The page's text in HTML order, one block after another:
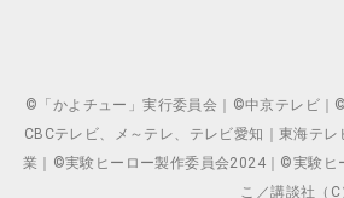
©「かよチュー」実行委員会｜©中京テレビ｜
CBCテレビ、メ～テレ、テレビ愛知｜東海テ
業｜©実験ヒーロー製作委員会2024｜©実験ヒ
こ／講談社（